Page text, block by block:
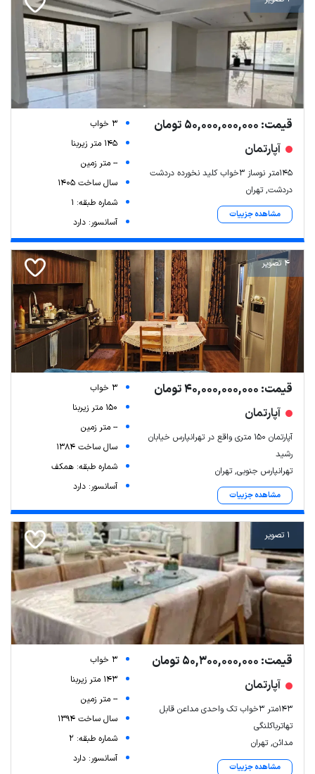
قیمت: 50,000,000,000 تومان
آپارتمان
۱۴۵متر نوساز ۳خواب کلید نخورده دردشت
دردشت, تهران
مشاهده جزییات
3 خواب
145 متر زیربنا
-- متر زمین
سال ساخت 1405
شماره طبقه: 1
آسانسور: دارد
4 تصویر
قیمت: 40,000,000,000 تومان
آپارتمان
آپارتمان ۱۵۰ متری واقع در تهرانپارس خیابان
رشید
تهرانپارس جنوبی, تهران
مشاهده جزییات
3 خواب
150 متر زیربنا
-- متر زمین
سال ساخت 1384
شماره طبقه: همکف
آسانسور: دارد
1 تصویر
قیمت: 50,300,000,000 تومان
آپارتمان
۱۴۳متر ۳خواب تک واحدی مداعن قابل
تهاترباکلنگی
مدائن, تهران
مشاهده جزییات
3 خواب
143 متر زیربنا
-- متر زمین
سال ساخت 1394
شماره طبقه: 2
آسانسور: دارد